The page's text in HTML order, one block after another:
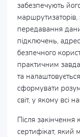
забезпечують
маршрутизаторів,
передавання
підключень,
безпечного
практичним
та
сформувати
світ, у якому всі
Після
сертифікат, який